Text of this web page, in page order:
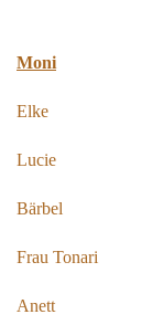
Moni
Elke
Lucie
Bärbel
Frau Tonari
Anett